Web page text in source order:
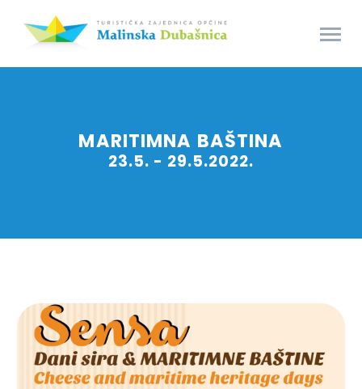
MARITIMNA BAŠTINA
23.5. - 29.5.2022.